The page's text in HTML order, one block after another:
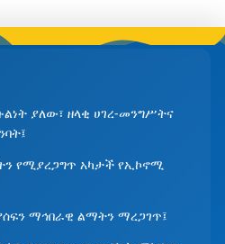
ያለው፣ ዘላቂ ሀገረ-መንግሥትና
የሚያረጋግጥ አካታች የኢኮኖሚ
ማኅበራዊ ልማትን ማረጋገጥ፤